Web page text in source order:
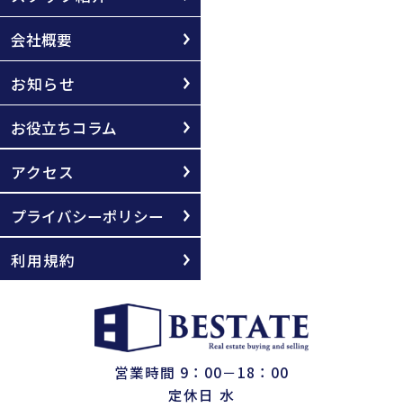
会社概要
お知らせ
お役立ちコラム
アクセス
プライバシーポリシー
利用規約
営業時間 9：00－18：00
定休日 水